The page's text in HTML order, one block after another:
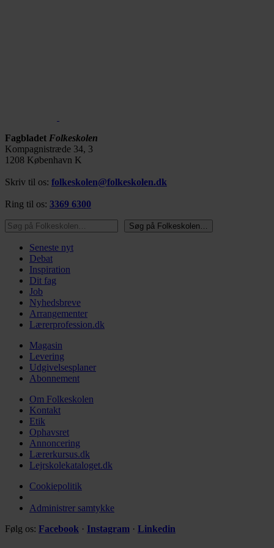
Fagbladet Folkeskolen
Kompagnistræde 34, 3
1208 København K
Skriv til os: folkeskolen@folkeskolen.dk
Ring til os: 3369 6300
Søg på Folkeskolen…
Søg på Folkeskolen…
Seneste nyt
Debat
Inspiration
Dit fag
Job
Nyhedsbreve
Arrangementer
Lærerprofession.dk
Magasin
Levering
Udgivelsesplaner
Abonnement
Om Folkeskolen
Kontakt
Etik
Ophavsret
Annoncering
Lærerkursus.dk
Lejrskolekataloget.dk
Cookiepolitik
Administrer samtykke
Følg os: Facebook · Instagram · Linkedin